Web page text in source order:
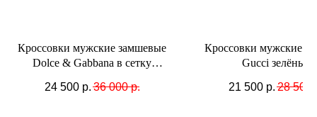
Кроссовки мужские замшевые
Dolce & Gabbana в сетку
24 500 р. 36 000 р.
Кроссовки мужские
Gucci зелёные
21 500 р. 28 500